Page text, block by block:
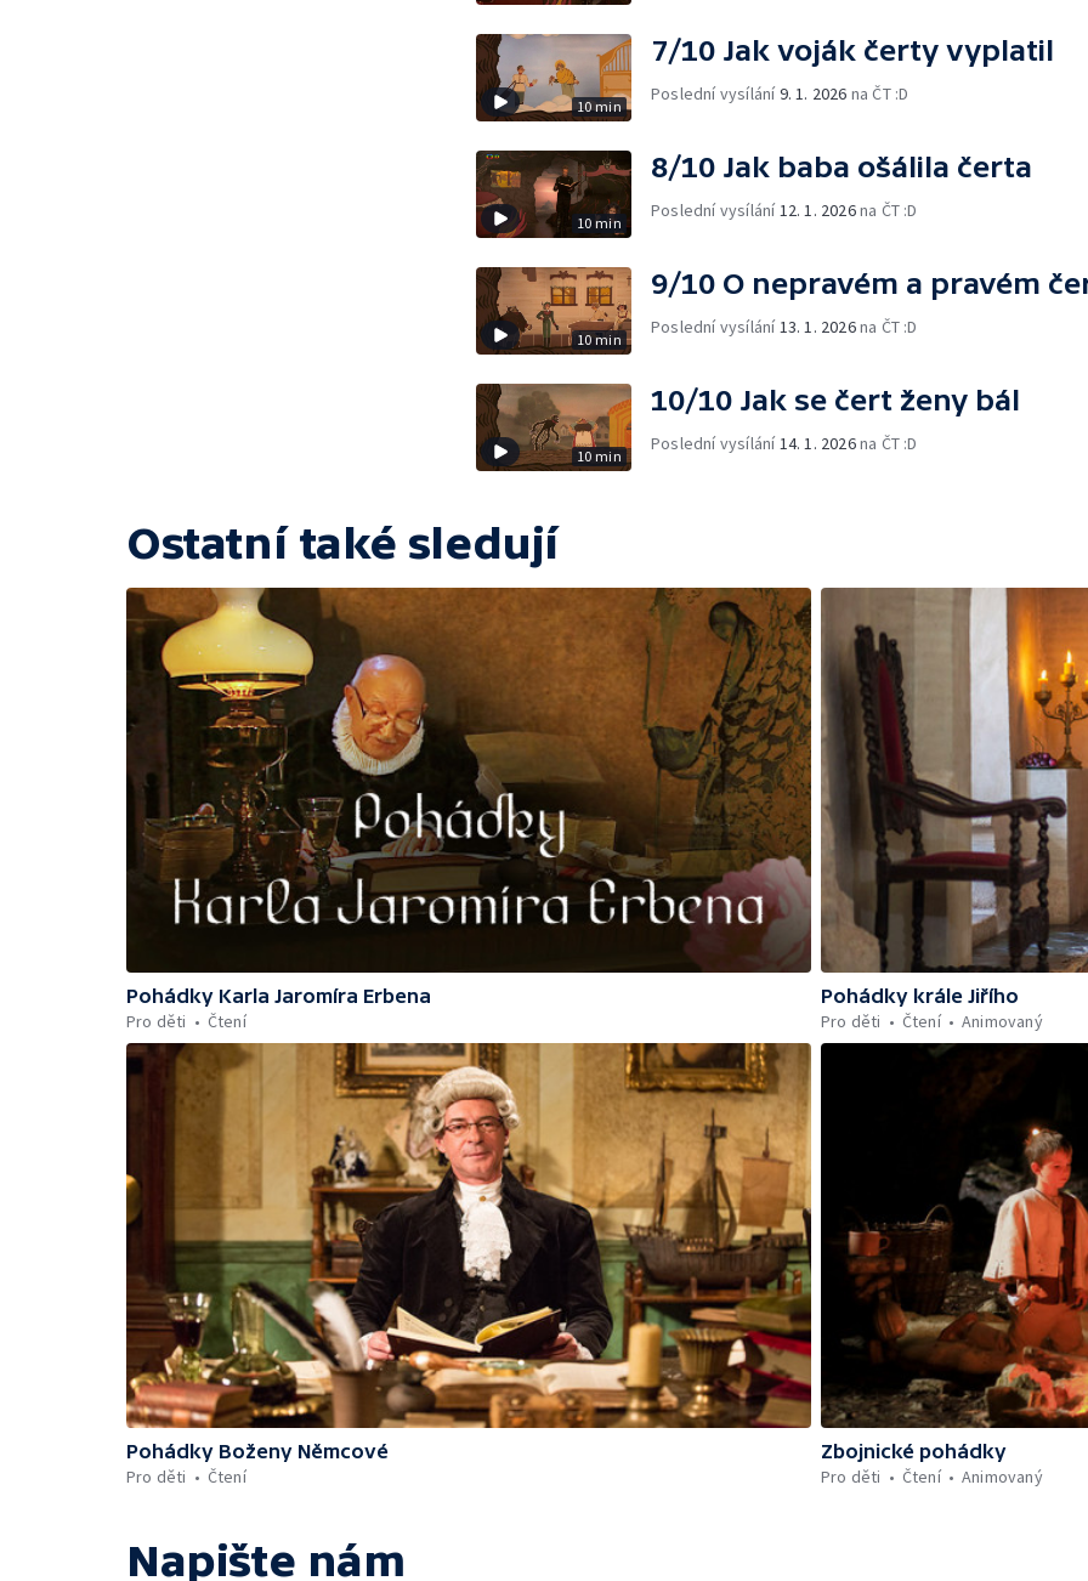
10 min
7/10 Jak voják čerty vyplatil
Poslední vysílání9. 1. 2026 na ČT :D
10 min
8/10 Jak baba ošálila čerta
Poslední vysílání 12. 1. 2026na ČT :D
10 min
9/10 O nepravém a pravém
Poslední vysílání 13. 1. 2026na ČT :D
10 min
10/10 Jak se čert ženy bál
Poslední vysílání 14. 1. 2026na ČT :D
Ostatní také sledují
Pohádky Karla Jaromíra Erbena
Pro děti
Čtení
Pohádky krále Jiřího
Pro děti
Čtení Animovaný
Pohádky Boženy Němcové
Pro děti
Čtení
Zbojnické pohádky
Pro děti
Čtení Animovaný
Napište nám